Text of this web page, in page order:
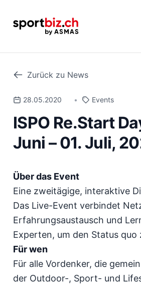
Zurück zu News
28.05.2020 • Events
ISPO Re.Start
Juni – 01. Juli,
Über das Event
Eine zweitägige, interaktive
Das Live-Event verbindet
Erfahrungsaustausch und
Experten, um den Status quo
Für wen
Für alle Vordenker, die
der Outdoor-, Sport- und